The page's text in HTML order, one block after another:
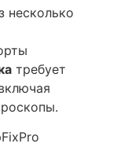
несколько
требует